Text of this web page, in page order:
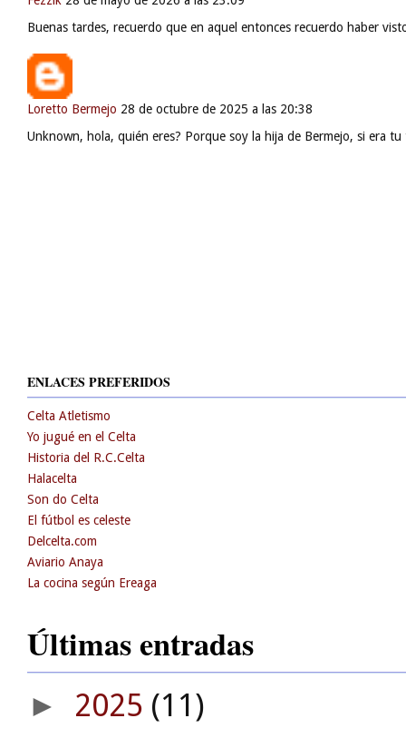
Buenas tardes, recuerdo que en aquel entonces recuerdo haber
Loretto Bermejo 28 de octubre de 2025 a las 20:38
Unknown, hola, quién eres? Porque soy la hija de Bermejo, si era
ENLACES PREFERIDOS
Celta Atletismo
Yo jugué en el Celta
Historia del R.C.Celta
Halacelta
Son do Celta
El fútbol es celeste
Delcelta.com
Aviario Anaya
La cocina según Ereaga
Últimas entradas
► 2025 (11)